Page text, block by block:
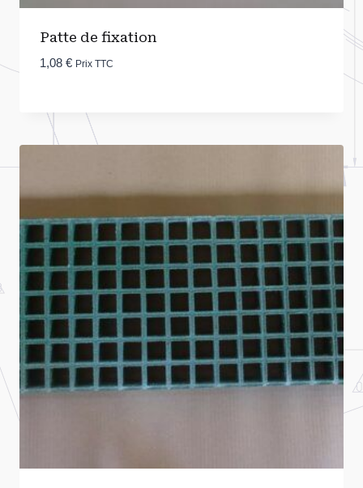
Patte de fixation
1,08 € Prix TTC